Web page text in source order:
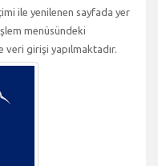
ile yenilenen sayfada yer
menüsündeki
veri girişi yapılmaktadır.